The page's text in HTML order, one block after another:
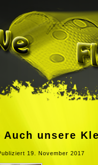
Auch unsere
19. November 2017